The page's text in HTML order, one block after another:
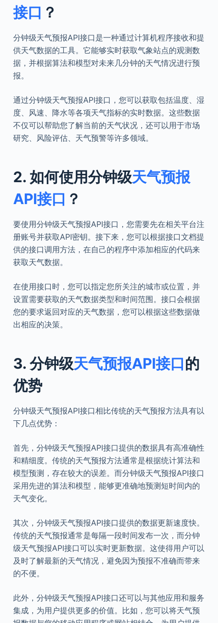
接口 ？
分钟级天气预报API接口是一种通过计算机程序接收和提
供天气数据的工具。它能够实时获取气象站点的观测数
据，并根据算法和模型对未来几分钟的天气情况进行预
报。
通过分钟级天气预报API接口，您可以获取包括温度、湿
度、风速、降水等各项天气指标的实时数据。这些数据
不仅可以帮助您了解当前的天气状况，还可以用于市场
研究、风险评估、天气预警等许多领域。
2. 如何使用分钟级天气预报
API接口 ？
要使用分钟级天气预报API接口，您需要先在相关平台注
册账号并获取API密钥。接下来，您可以根据接口文档提
供的接口调用方法，在自己的程序中添加相应的代码来
获取天气数据。
在使用接口时，您可以指定您所关注的城市或位置，并
设置需要获取的天气数据类型和时间范围。接口会根据
您的要求返回对应的天气数据，您可以根据这些数据做
出相应的决策。
3. 分钟级天气预报API接口的
优势
分钟级天气预报API接口相比传统的天气预报方法具有以
下几点优势：
首先，分钟级天气预报API接口提供的数据具有高准确性
和精细度。传统的天气预报方法通常是根据统计算法和
模型预测，存在较大的误差。而分钟级天气预报API接口
采用先进的算法和模型，能够更准确地预测短时间内的
天气变化。
其次，分钟级天气预报API接口提供的数据更新速度快。
传统的天气预报通常是每隔一段时间发布一次，而分钟
级天气预报API接口可以实时更新数据。这使得用户可以
及时了解最新的天气情况，避免因为预报不准确而带来
的不便。
此外，分钟级天气预报API接口还可以与其他应用和服务
集成，为用户提供更多的价值。比如，您可以将天气预